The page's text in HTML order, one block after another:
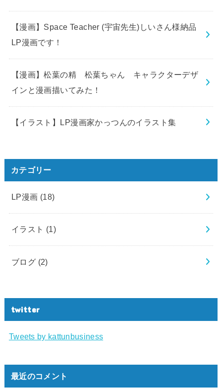
【漫画】Space Teacher (宇宙先生)しいさん様納品
LP漫画です！
【漫画】松葉の精 松葉ちゃん キャラクターデザ
インと漫画描いてみた！
【イラスト】LP漫画家かっつんのイラスト集
カテゴリー
LP漫画 (18)
イラスト (1)
ブログ (2)
twitter
Tweets by kattunbusiness
最近のコメント